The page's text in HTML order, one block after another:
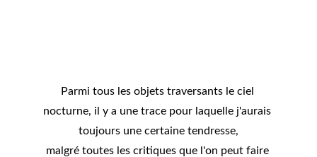
Parmi tous les objets traversants le ciel
nocturne, il y a une trace pour laquelle j'aurais
toujours une certaine tendresse,
malgré toutes les critiques que l'on peut faire